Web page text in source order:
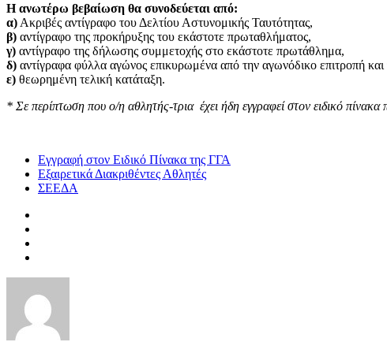
Η ανωτέρω βεβαίωση θα συνοδεύεται από:
α) Ακριβές αντίγραφο του Δελτίου Αστυνομικής Ταυτότητας,
β) αντίγραφο της προκήρυξης του εκάστοτε πρωταθλήματος,
γ) αντίγραφο της δήλωσης συμμετοχής στο εκάστοτε πρωτάθλημα,
δ) αντίγραφα φύλλα αγώνος επικυρωμένα από την αγωνόδικο επιτροπή και
ε) θεωρημένη τελική κατάταξη.
* Σε περίπτωση που ο/η αθλητής-τρια έχει ήδη εγγραφεί στον ειδικό
Εγγραφή στον Ειδικό Πίνακα της ΓΓΑ
Εξαιρετικά Διακριθέντες Αθλητές
ΣΕΕΔΑ